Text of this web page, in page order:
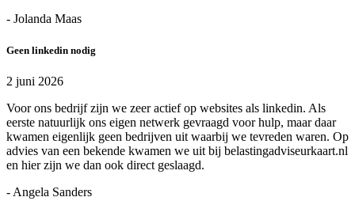
- Jolanda Maas
Geen linkedin nodig
2 juni 2026
Voor ons bedrijf zijn we zeer actief op websites als linkedin. Als
eerste natuurlijk ons eigen netwerk gevraagd voor hulp, maar daar
kwamen eigenlijk geen bedrijven uit waarbij we tevreden waren. Op
advies van een bekende kwamen we uit bij belastingadviseurkaart.nl
en hier zijn we dan ook direct geslaagd.
- Angela Sanders